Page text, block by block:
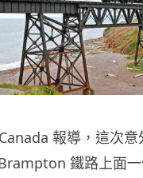
報導，這次意
鐵路上面